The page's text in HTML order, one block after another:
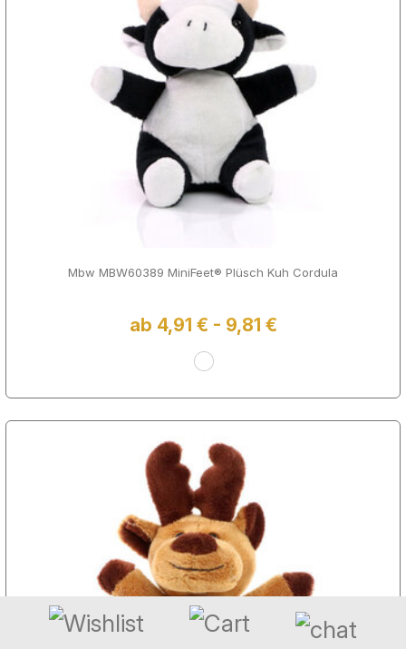
Mbw MBW60389 MiniFeet® Plüsch Kuh Cordula
ab 4,91 € - 9,81 €